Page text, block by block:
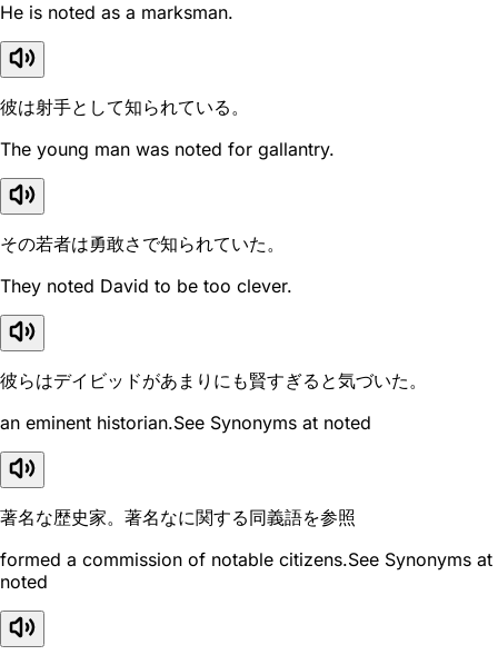
He is noted as a marksman.
彼は射手として知られている。
The young man was noted for gallantry.
その若者は勇敢さで知られていた。
They noted David to be too clever.
彼らはデイビッドがあまりにも賢すぎると気づいた。
an eminent historian.See Synonyms at noted
著名な歴史家。著名なに関する同義語を参照
formed a commission of notable citizens.See Synonyms at
noted